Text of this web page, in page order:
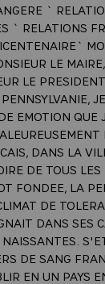
`
` RELATIONS
LE
LE
EMOTION QUE
DANS LA
DE TOUS
FONDEE, LA
DE
DANS SES
DE SANG
EN UN PAYS